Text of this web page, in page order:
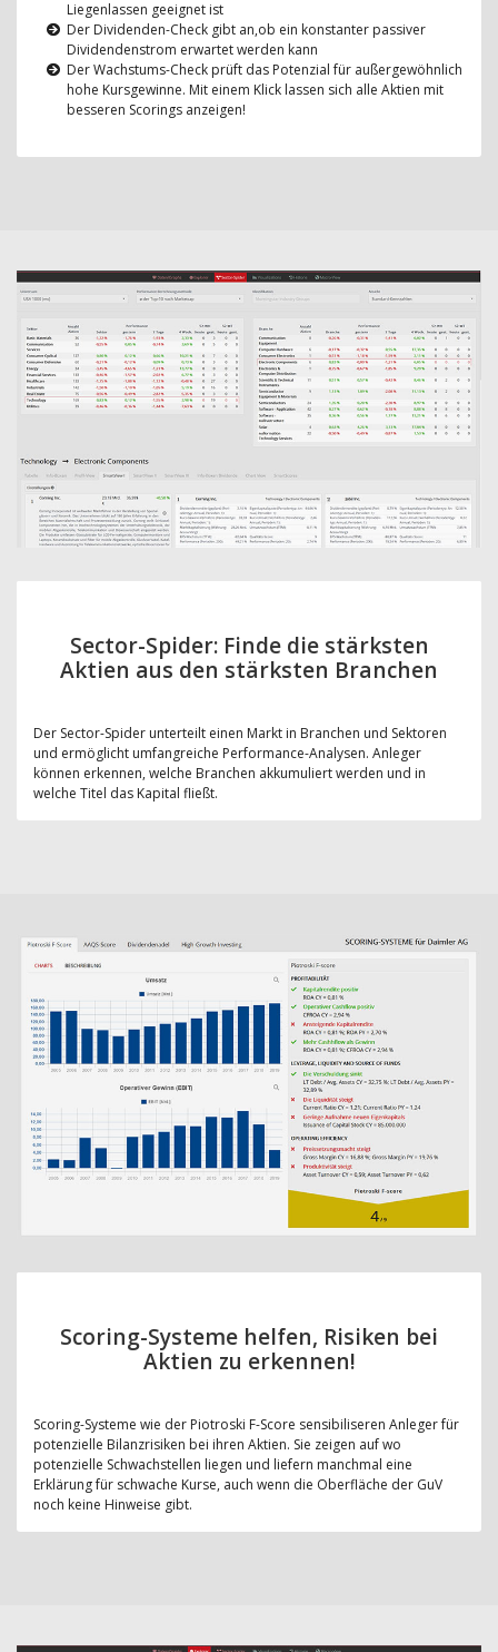
Liegenlassen geeignet ist
Der Dividenden-Check gibt an,ob ein konstanter passiver
Dividendenstrom erwartet werden kann
Der Wachstums-Check prüft das Potenzial für außergewöhnlich
hohe Kursgewinne. Mit einem Klick lassen sich alle Aktien mit
besseren Scorings anzeigen!
Sector-Spider: Finde die stärksten
Aktien aus den stärksten Branchen
Der Sector-Spider unterteilt einen Markt in Branchen und Sektoren
und ermöglicht umfangreiche Performance-Analysen. Anleger
können erkennen, welche Branchen akkumuliert werden und in
welche Titel das Kapital fließt.
Scoring-Systeme helfen, Risiken bei
Aktien zu erkennen!
Scoring-Systeme wie der Piotroski F-Score sensibiliseren Anleger für
potenzielle Bilanzrisiken bei ihren Aktien. Sie zeigen auf wo
potenzielle Schwachstellen liegen und liefern manchmal eine
Erklärung für schwache Kurse, auch wenn die Oberfläche der GuV
noch keine Hinweise gibt.